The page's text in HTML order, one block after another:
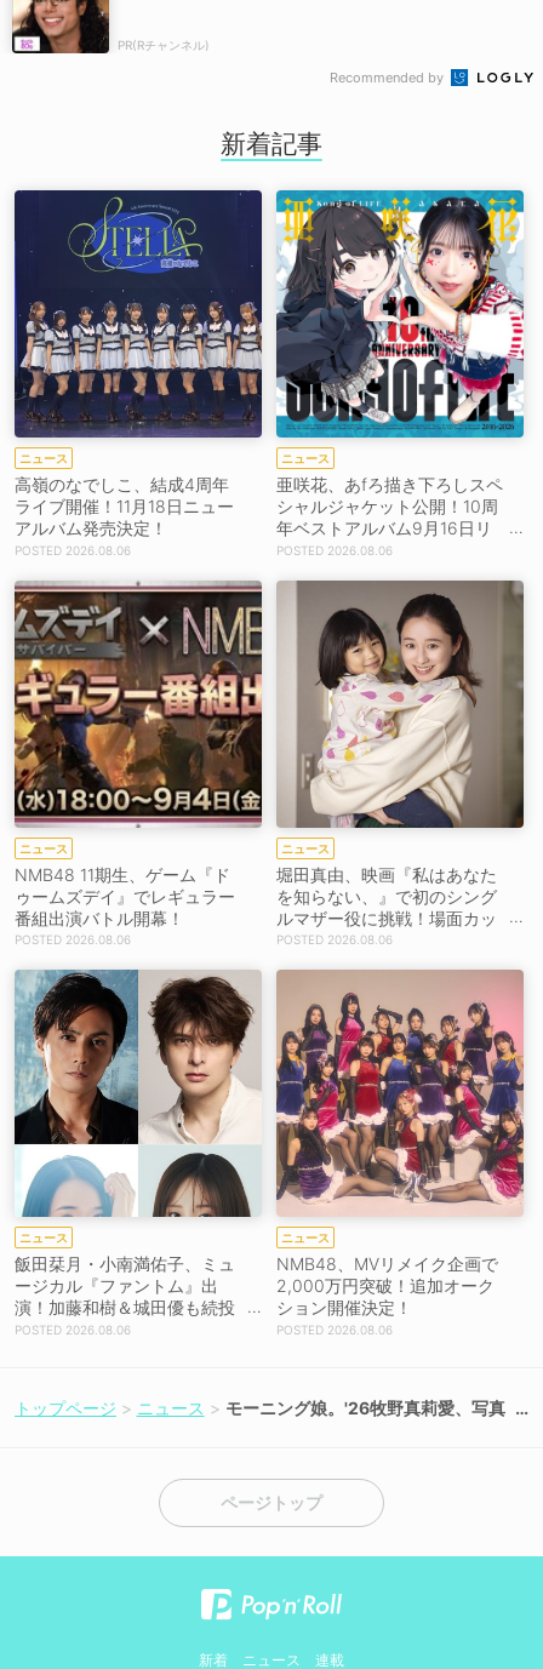
PR(Rチャンネル)
Recommended by
新着記事
ニュース
高嶺のなでしこ、結成4周年
ライブ開催！11月18日ニュー
アルバム発売決定！
2026.08.06
ニュース
亜咲花、あfろ描き下ろしスペ
シャルジャケット公開！10周
年ベストアルバム9月16日リ
リース！2026.08.06
ニュース
NMB48 11期生、ゲーム『ド
ゥームズデイ』でレギュラー
番組出演バトル開幕！
2026.08.06
ニュース
堀田真由、映画『私はあなた
を知らない、』で初のシング
ルマザー役に挑戦！場面カッ
トを解禁！【コメントあり】
2026.08.06
ニュース
飯田栞月・小南満佑子、ミュ
ージカル『ファントム』出
演！加藤和樹＆城田優も続投
【コメントあり】
2026.08.06
ニュース
NMB48、MVリメイク企画で
2,000万円突破！追加オーク
ション開催決定！
2026.08.06
トップページ ニュース
モーニング娘。'26牧野真莉愛、写真
ページトップ
新着 ニュース 連載